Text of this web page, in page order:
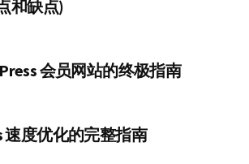
和缺点)
会员网站的终极指南
速度优化的完整指南